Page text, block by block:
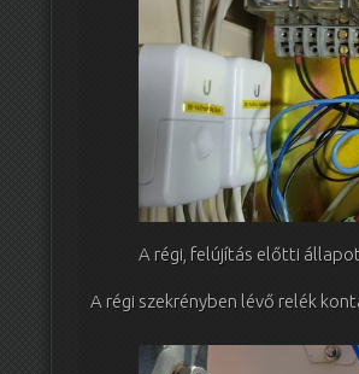
A régi, felújítás előtti
A régi szekrényben lévő relék